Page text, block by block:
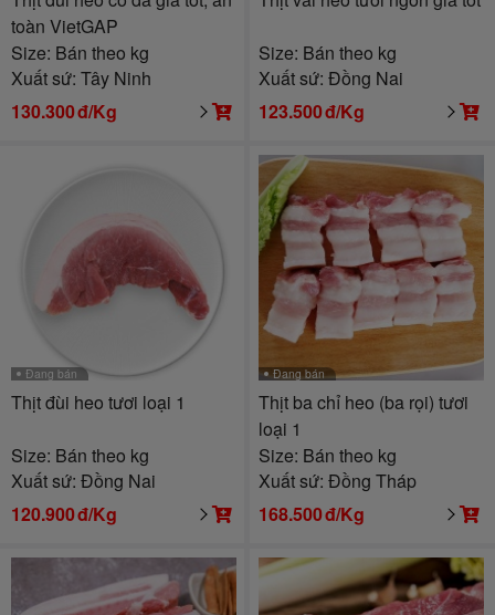
toàn VietGAP
Size: Bán theo kg
Xuất sứ: Tây Ninh
130.300đ/Kg
Size: Bán theo kg
Xuất sứ: Đồng Nai
123.500đ/Kg
Đang bán
Thịt đùi heo tươi loại 1
Size: Bán theo kg
Xuất sứ: Đồng Nai
120.900đ/Kg
Đang bán
Thịt ba chỉ heo (ba rọi) tươi
loại 1
Size: Bán theo kg
Xuất sứ: Đồng Tháp
168.500đ/Kg